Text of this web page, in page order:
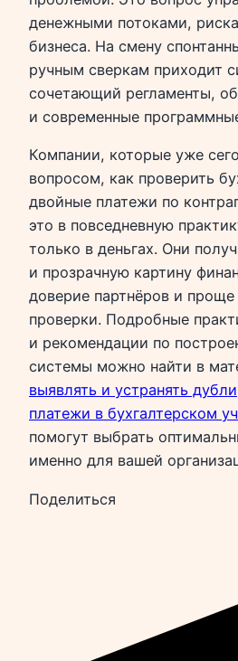
денежными потоками,
бизнеса. На смену
ручным сверкам приходит
сочетающий регламенты,
и современные
Компании, которые уже
вопросом, как проверить
двойные платежи по
это в повседневную
только в деньгах. Они
и прозрачную картину
доверие партнёров и
проверки. Подробные
и рекомендации по
системы можно найти в
выявлять и устранять
платежи в бухгалтерском
помогут выбрать
именно для вашей
Поделиться